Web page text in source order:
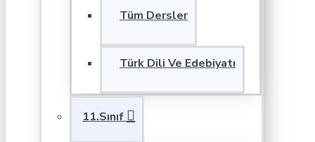
Tüm Dersler
Türk Dili Ve Edebiyatı
11.Sınıf